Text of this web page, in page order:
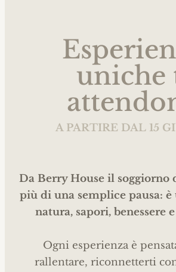
uniche
A PARTIRE DAL 15
Da Berry House il soggiorno
più di una semplice pausa: è
natura, sapori, benessere
Ogni esperienza è
rallentare, riconnetterti